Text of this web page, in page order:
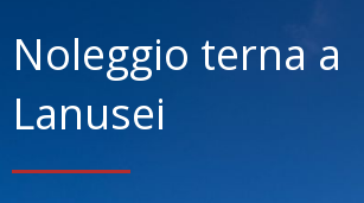
Noleggio terna a
Lanusei